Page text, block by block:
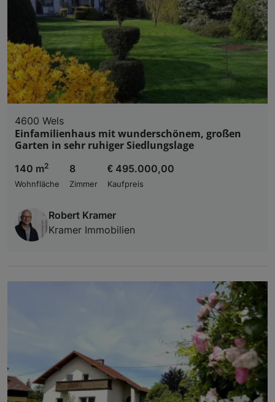
4600 Wels
Einfamilienhaus mit wunderschönem, großen
Garten in sehr ruhiger Siedlungslage
140 m2
Wohnfläche
8
Zimmer
€ 495.000,00
Kaufpreis
Robert Kramer
Kramer Immobilien